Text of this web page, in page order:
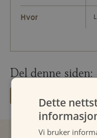
Hvor
Del denne siden:
Dette
Vi bruker